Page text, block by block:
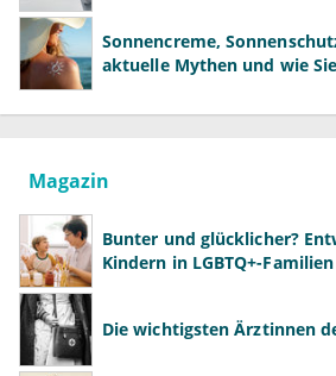
Sonnencreme,
aktuelle Mythen und wie
Magazin
Bunter und glücklicher?
Kindern in LGBTQ+-Familien
Die wichtigsten Ärztinnen